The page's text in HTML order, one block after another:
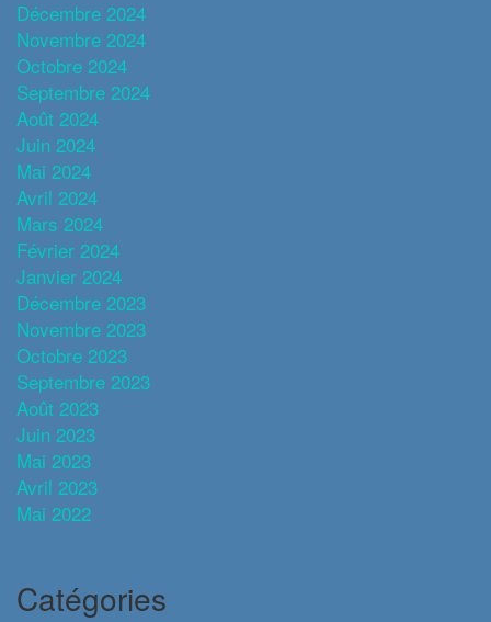
Décembre 2024
Novembre 2024
Octobre 2024
Septembre 2024
Août 2024
Juin 2024
Mai 2024
Avril 2024
Mars 2024
Février 2024
Janvier 2024
Décembre 2023
Novembre 2023
Octobre 2023
Septembre 2023
Août 2023
Juin 2023
Mai 2023
Avril 2023
Mai 2022
Catégories